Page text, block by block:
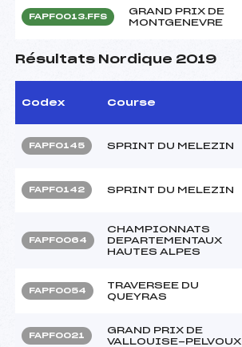
FAPF0013.FFS
GRAND PRIX DE
MONTGENEVRE
Résultats Nordique 2019
Codex Course
FAPF0145 SPRINT DU MELEZIN
FAPF0142 SPRINT DU MELEZIN
FAPF0064
CHAMPIONNATS
DEPARTEMENTAUX
HAUTES ALPES
FAPF0054
TRAVERSEE DU
QUEYRAS
FAPF0021
GRAND PRIX DE
VALLOUISE-PELVOUX